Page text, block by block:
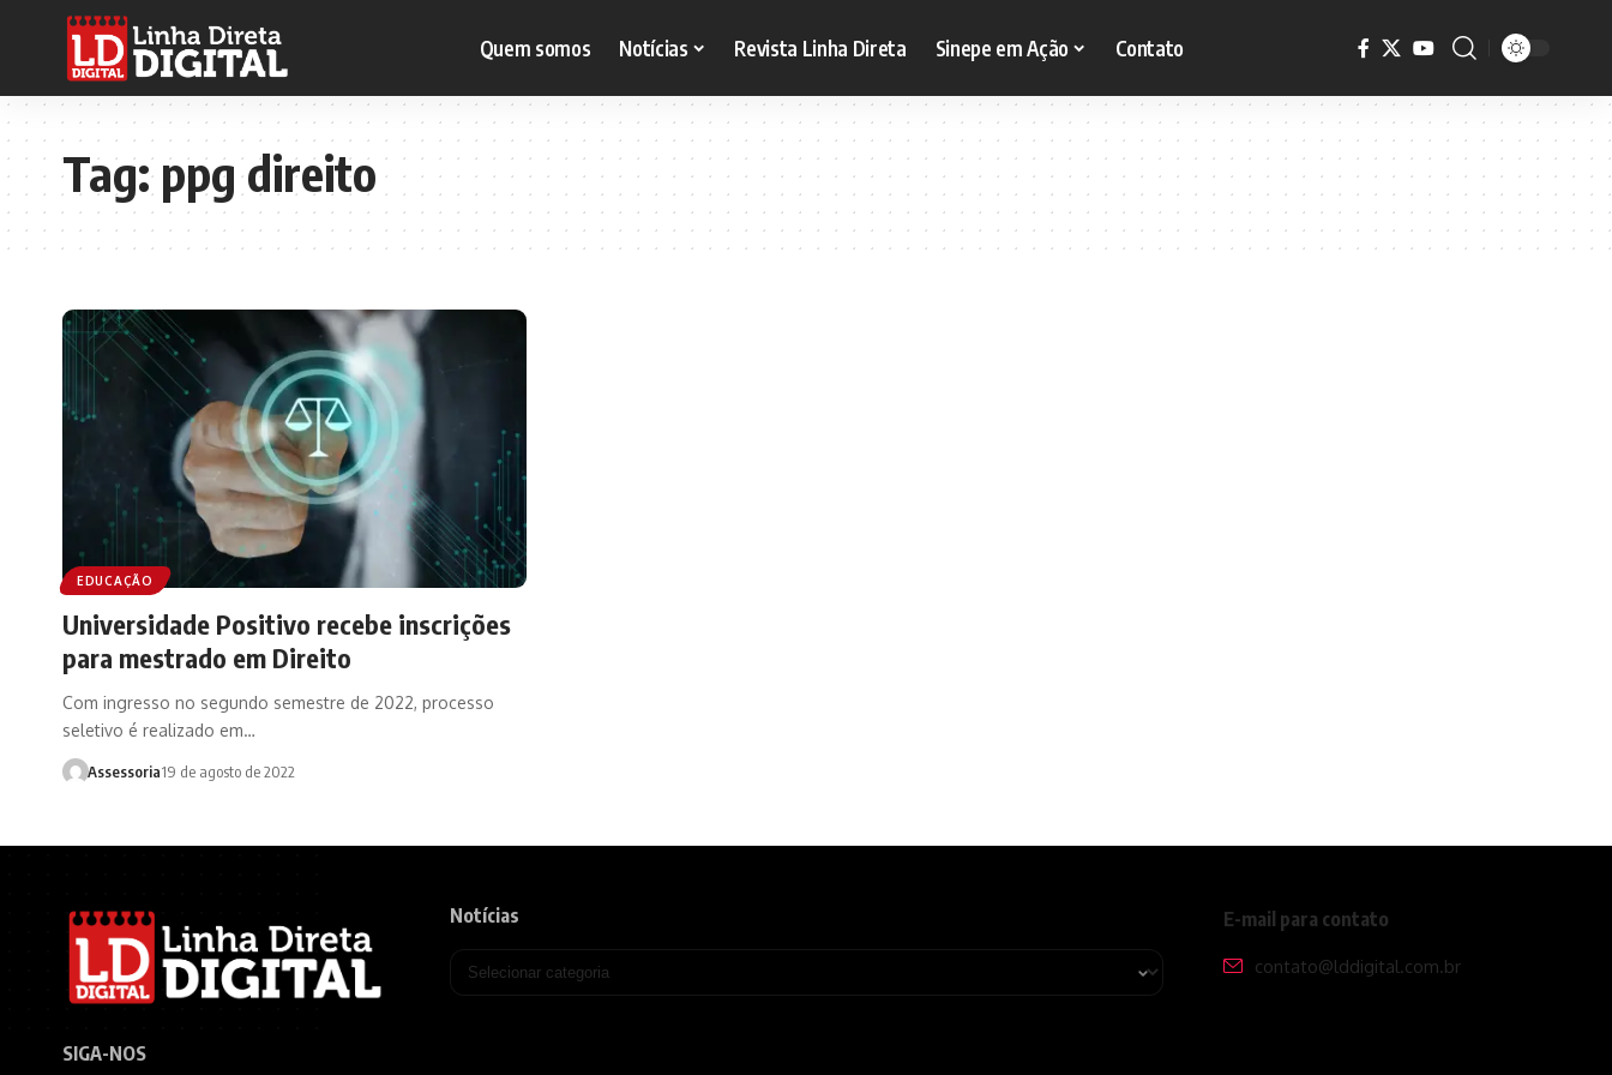
Quem somos Notícias Revista Linha Direta Sinepe em Ação Contato
Tag:ppg direito
EDUCAÇÃO
Universidade Positivo recebe inscrições
para mestrado em Direito
Com ingresso no segundo semestre de 2022, processo
seletivo é realizado em…
Assessoria19 de agosto de 2022
SIGA-NOS
Notícias E-mail para contato
contato@lddigital.com.br